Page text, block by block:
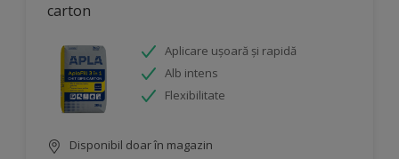
carton
Aplicare ușoară și rapidă
Alb intens
Flexibilitate
Disponibil doar în magazin